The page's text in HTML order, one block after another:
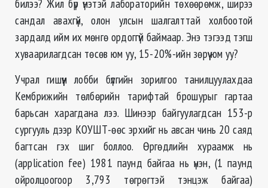
билээ? Жил бүр үнэтэй лабораторийн төхөөрөмж, ширээ
сандал авахгүй, олон улсын шалгалттай холбоотой
зардалд ийм их мөнгө ордоггүй баймаар. Энэ тэгээд тэгш
хуваарилагдсан төсөв юм уу, 15-20%-ийн зөрүү юм уу?
Учрал гишүүн лобби бүлгийн зорилгоо танилцуулахдаа
Кембрижийн төлбөрийн тарифтай брошурыг гартаа
барьсан харагдана лээ. Шинээр байгуулагдсан 153-р
сургууль дээр КОУШТ-өөс эрхийг нь авсан чинь 20 саяд
багтсан гэх шиг боллоо. Өргөдлийн хураамж нь
(application fee) 1981 паунд байгаа нь үнэн, (1 паунд
ойролцоогоор 3,793 төгрөгтэй тэнцэж байгаа)